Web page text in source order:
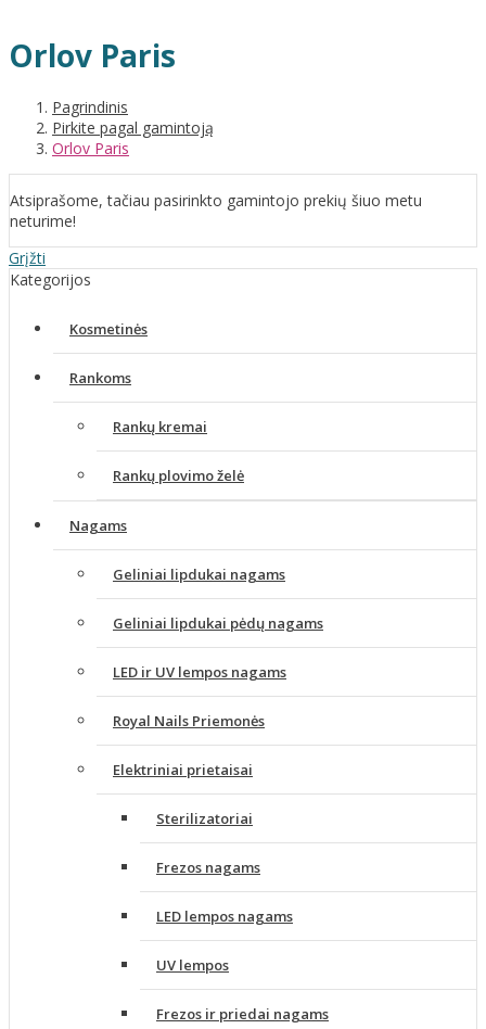
Orlov Paris
Pagrindinis
Pirkite pagal gamintoją
Orlov Paris
Atsiprašome, tačiau pasirinkto gamintojo prekių šiuo metu
neturime!
Grįžti
Kategorijos
Kosmetinės
Rankoms
Rankų kremai
Rankų plovimo želė
Nagams
Geliniai lipdukai nagams
Geliniai lipdukai pėdų nagams
LED ir UV lempos nagams
Royal Nails Priemonės
Elektriniai prietaisai
Sterilizatoriai
Frezos nagams
LED lempos nagams
UV lempos
Frezos ir priedai nagams